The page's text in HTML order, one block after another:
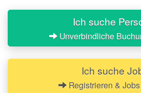
Ich suche
Unverbindliche
Ich suche
Registrieren &